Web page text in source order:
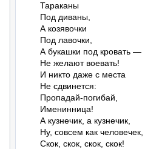
Тараканы
Под диваны,
А козявочки
Под лавочки,
А букашки под кровать —
Не желают воевать!
И никто даже с места
Не сдвинется:
Пропадай-погибай,
Именинница!
А кузнечик, а кузнечик,
Ну, совсем как человечек,
Скок, скок, скок, скок!